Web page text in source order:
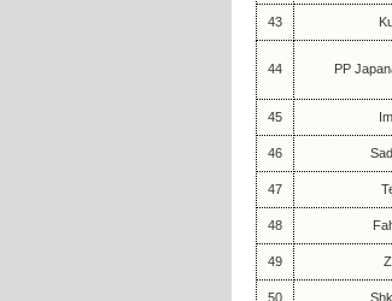
43
44 PP
45
46
47
48
49
50